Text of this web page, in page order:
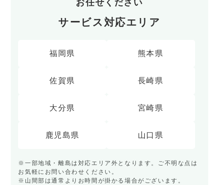
お任せください
サービス対応エリア
福岡県 熊本県
佐賀県 長崎県
大分県 宮崎県
鹿児島県 山口県
※一部地域・離島は対応エリア外となります。ご不明な点は
お気軽にお問い合わせください。
※山間部は通常よりお時間が掛かる場合がございます。